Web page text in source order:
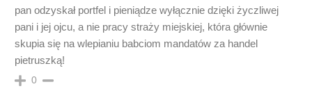
pan odzyskał portfel i pieniądze wyłącznie dzięki życzliwej
pani i jej ojcu, a nie pracy straży miejskiej, która głównie
skupia się na wlepianiu babciom mandatów za handel
pietruszką!
0